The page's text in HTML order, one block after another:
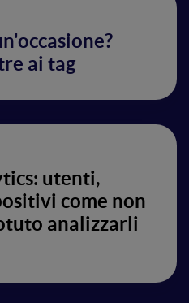
ai tag
utenti,
come non
analizzarli